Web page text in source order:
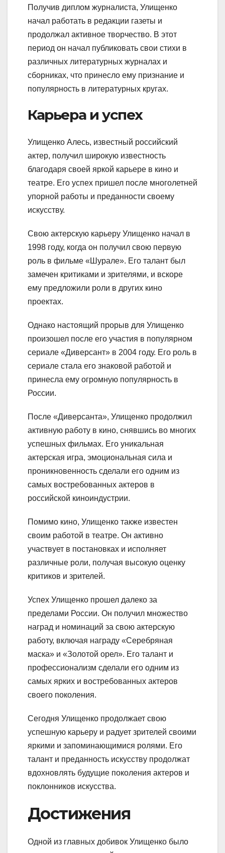
Получив диплом журналиста, Улищенко
начал работать в редакции газеты и
продолжал активное творчество. В этот
период он начал публиковать свои стихи в
различных литературных журналах и
сборниках, что принесло ему признание и
популярность в литературных кругах.
Карьера и успех
Улищенко Алесь, известный российский
актер, получил широкую известность
благодаря своей яркой карьере в кино и
театре. Его успех пришел после многолетней
упорной работы и преданности своему
искусству.
Свою актерскую карьеру Улищенко начал в
1998 году, когда он получил свою первую
роль в фильме «Шурале». Его талант был
замечен критиками и зрителями, и вскоре
ему предложили роли в других кино
проектах.
Однако настоящий прорыв для Улищенко
произошел после его участия в популярном
сериале «Диверсант» в 2004 году. Его роль в
сериале стала его знаковой работой и
принесла ему огромную популярность в
России.
После «Диверсанта», Улищенко продолжил
активную работу в кино, снявшись во многих
успешных фильмах. Его уникальная
актерская игра, эмоциональная сила и
проникновенность сделали его одним из
самых востребованных актеров в
российской киноиндустрии.
Помимо кино, Улищенко также известен
своим работой в театре. Он активно
участвует в постановках и исполняет
различные роли, получая высокую оценку
критиков и зрителей.
Успех Улищенко прошел далеко за
пределами России. Он получил множество
наград и номинаций за свою актерскую
работу, включая награду «Серебряная
маска» и «Золотой орел». Его талант и
профессионализм сделали его одним из
самых ярких и востребованных актеров
своего поколения.
Сегодня Улищенко продолжает свою
успешную карьеру и радует зрителей своими
яркими и запоминающимися ролями. Его
талант и преданность искусству продолжат
вдохновлять будущие поколения актеров и
поклонников искусства.
Достижения
Одной из главных добивок Улищенко было